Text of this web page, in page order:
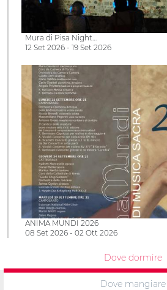
Mura di Pisa Night…
12 Set 2026 - 19 Set 2026
ANIMA MUNDI 2026
08 Set 2026 - 02 Ott 2026
Dove dormire
Dove mangiare